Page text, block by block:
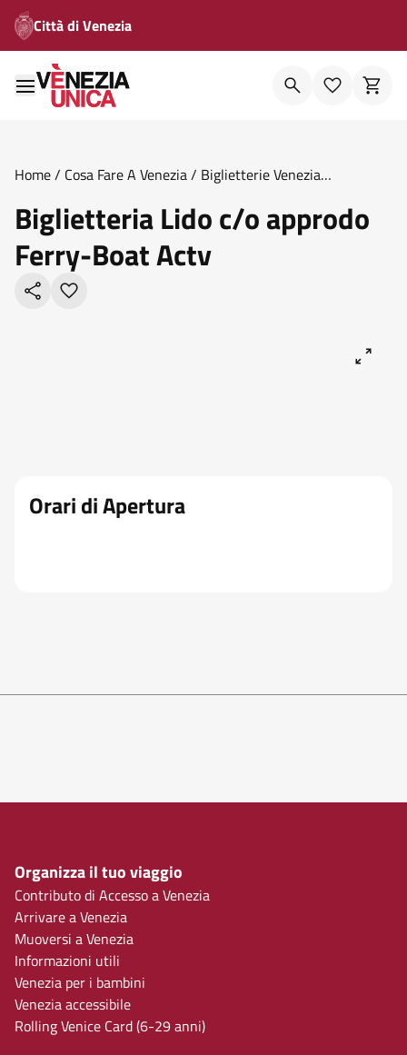
Città di Venezia
Home/ Cosa Fare A Venezia/ Biglietterie Venezia
Biglietteria Lido c/o approdo
Ferry-Boat Actv
Orari di Apertura
Organizza il tuo viaggio
Contributo di Accesso a Venezia
Arrivare a Venezia
Muoversi a Venezia
Informazioni utili
Venezia per i bambini
Venezia accessibile
Rolling Venice Card (6-29 anni)